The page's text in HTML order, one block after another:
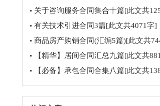
关于咨询服务合同集合十篇[此文共
有关技术引进合同3篇[此文共4071字]
商品房产购销合同(汇编5篇)[此文共
【精华】居间合同汇总九篇[此文共
【必备】承包合同合集八篇[此文共